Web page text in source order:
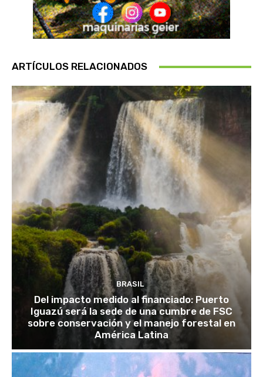
ARTÍCULOS RELACIONADOS
BRASIL
Del impacto medido al financiado: Puerto
Iguazú será la sede de una cumbre de FSC
sobre conservación y el manejo forestal en
América Latina